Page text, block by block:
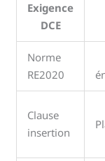
Exigence
DCE
Norme
RE2020
Clause
insertion